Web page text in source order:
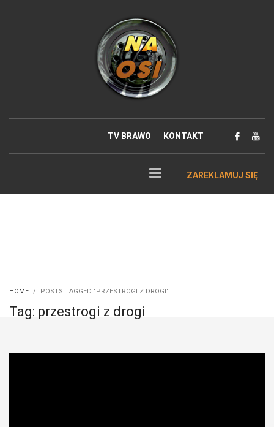
TV BRAWO KONTAKT
ZAREKLAMUJ SIĘ
HOME POSTS TAGGED "PRZESTROGI Z DROGI"
Tag: przestrogi z drogi